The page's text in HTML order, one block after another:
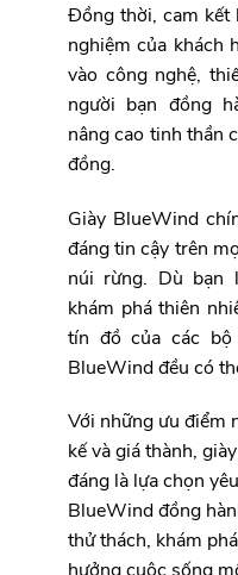
Đồng thời, cam kết
nghiệm của khách
vào công nghệ,
người bạn đồng
nâng cao tinh thần
đồng.
Giày BlueWind
đáng tin cậy trên
núi rừng. Dù bạn
khám phá thiên
tín đồ của các
BlueWind đều có
Với những ưu điểm
kế và giá thành,
đáng là lựa chọn
BlueWind đồng
thử thách, khám